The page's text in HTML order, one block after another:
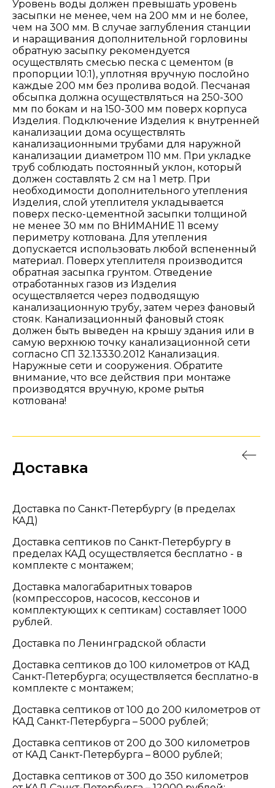
Уровень воды должен превышать уровень
засыпки не менее, чем на 200 мм и не более,
чем на 300 мм. В случае заглубления станции
и наращивания дополнительной горловины
обратную засыпку рекомендуется
осуществлять смесью песка с цементом (в
пропорции 10:1), уплотняя вручную послойно
каждые 200 мм без пролива водой. Песчаная
обсыпка должна осуществляться на 250-300
мм по бокам и на 150-300 мм поверх корпуса
Изделия. Подключение Изделия к внутренней
канализации дома осуществлять
канализационными трубами для наружной
канализации диаметром 110 мм. При укладке
труб соблюдать постоянный уклон, который
должен составлять 2 см на 1 метр. При
необходимости дополнительного утепления
Изделия, слой утеплителя укладывается
поверх песко-цементной засыпки толщиной
не менее 30 мм по ВНИМАНИЕ 11 всему
периметру котлована. Для утепления
допускается использовать любой вспененный
материал. Поверх утеплителя производится
обратная засыпка грунтом. Отведение
отработанных газов из Изделия
осуществляется через подводящую
канализационную трубу, затем через фановый
стояк. Канализационный фановый стояк
должен быть выведен на крышу здания или в
самую верхнюю точку канализационной сети
согласно СП 32.13330.2012 Канализация.
Наружные сети и сооружения. Обратите
внимание, что все действия при монтаже
производятся вручную, кроме рытья
котлована!
Доставка
Доставка по Санкт-Петербургу (в пределах
КАД)
Доставка септиков по Санкт-Петербургу в
пределах КАД осуществляется бесплатно - в
комплекте с монтажем;
Доставка малогабаритных товаров
(компрессоров, насосов, кессонов и
комплектующих к септикам) составляет 1000
рублей.
Доставка по Ленинградской области
Доставка септиков до 100 километров от КАД
Санкт-Петербурга; осуществляется бесплатно-в
комплекте с монтажем;
Доставка септиков от 100 до 200 километров от
КАД Санкт-Петербурга – 5000 рублей;
Доставка септиков от 200 до 300 километров
от КАД Санкт-Петербурга – 8000 рублей;
Доставка септиков от 300 до 350 километров